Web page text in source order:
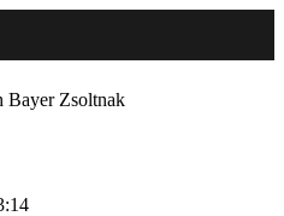
Bayer Zsoltnak